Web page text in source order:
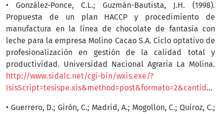
• González-Ponce, C.L.; Guzmán-Bautista, J.H. (1998).
Propuesta de un plan HACCP y procedimiento de
manufactura en la línea de chocolate de fantasía con
leche para la empresa Molino Cacao S.A. Ciclo optativo de
profesionalización en gestión de la calidad total y
productividad. Universidad Nacional Agraria La Molina.
http://www.sidalc.net/cgi-bin/wxis.exe/?
IsisScript=tesispe.xis&method=post&formato=2&cantidad=1&expresion=mfn=000191
• Guerrero, D.; Girón, C.; Madrid, A.; Mogollon, C.; Quiroz, C.;